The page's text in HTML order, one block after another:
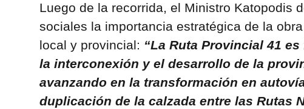
Luego de la recorrida, el Ministro Katopodis
sociales la importancia estratégica de la
local y provincial: “La Ruta Provincial 41
la interconexión y el desarrollo de la
avanzando en la transformación en
duplicación de la calzada entre las Rutas